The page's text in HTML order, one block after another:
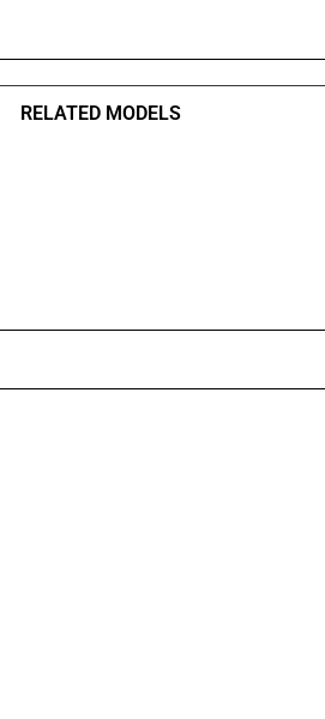
RELATED MODELS